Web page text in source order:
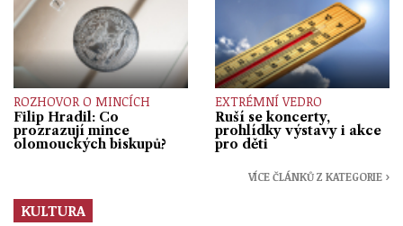
ROZHOVOR O MINCÍCH
Filip Hradil: Co
prozrazují mince
olomouckých biskupů?
EXTRÉMNÍ VEDRO
Ruší se koncerty,
prohlídky výstavy i akce
pro děti
VÍCE ČLÁNKŮ Z KATEGORIE ›
KULTURA